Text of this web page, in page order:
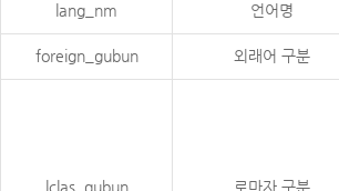
lang_nm 언어명
foreign_gubun 외래어 구분
lclas_gubun 로마자 구분